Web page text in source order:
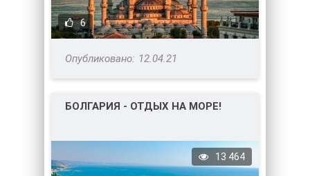
6
12.04.21
БОЛГАРИЯ - ОТДЫХ НА МОРЕ!
13 464